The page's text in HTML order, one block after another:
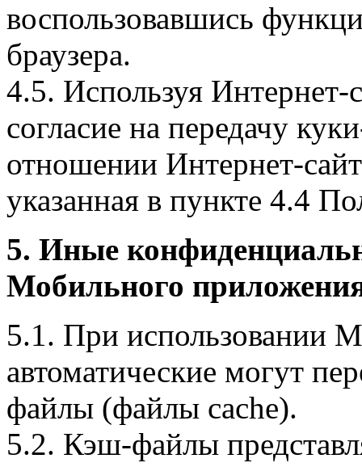
воспользовавшись
браузера.
4.5. Используя Интернет-
согласие на передачу
отношении Интернет-
указанная в пункте 4.4
5. Иные
Мобильного
5.1. При использовании
автоматические могут
файлы (файлы cache).
5.2. Кэш-файлы